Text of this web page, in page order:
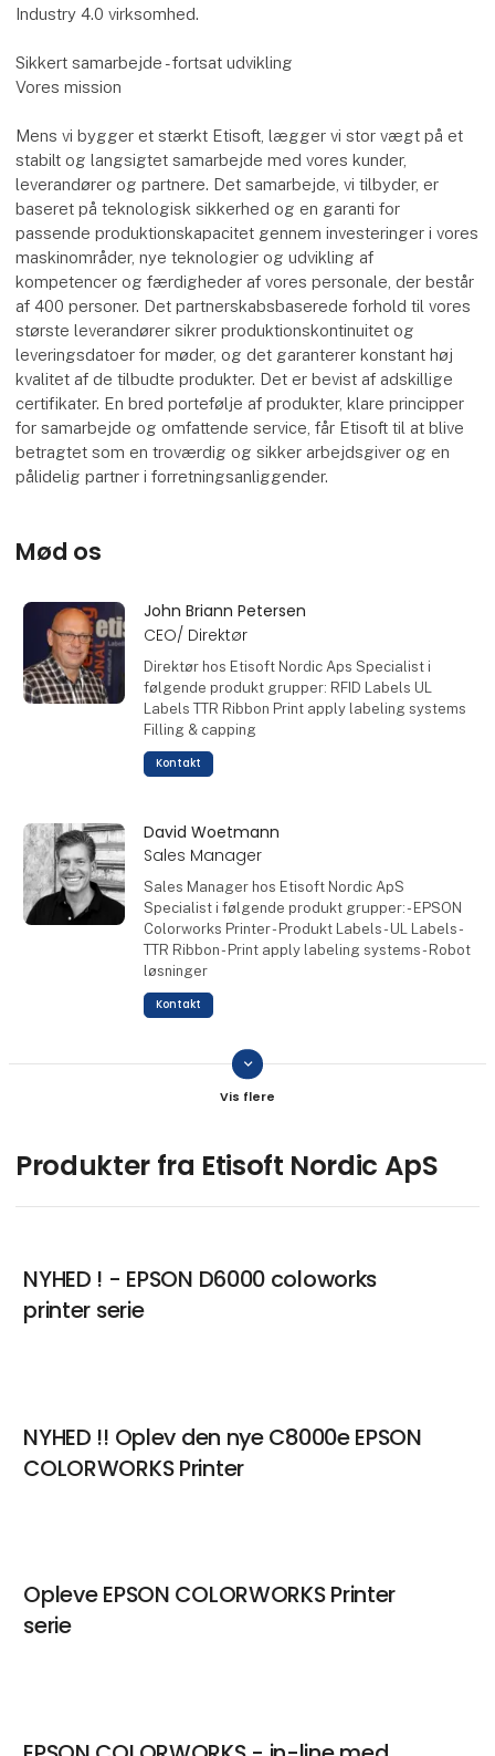
Industry 4.0 virksomhed.
Sikkert samarbejde - fortsat udvikling
Vores mission
Mens vi bygger et stærkt Etisoft, lægger vi stor vægt på et
stabilt og langsigtet samarbejde med vores kunder,
leverandører og partnere. Det samarbejde, vi tilbyder, er
baseret på teknologisk sikkerhed og en garanti for
passende produktionskapacitet gennem investeringer i vores
maskinområder, nye teknologier og udvikling af
kompetencer og færdigheder af vores personale, der består
af 400 personer. Det partnerskabsbaserede forhold til vores
største leverandører sikrer produktionskontinuitet og
leveringsdatoer for møder, og det garanterer konstant høj
kvalitet af de tilbudte produkter. Det er bevist af adskillige
certifikater. En bred portefølje af produkter, klare principper
for samarbejde og omfattende service, får Etisoft til at blive
betragtet som en troværdig og sikker arbejdsgiver og en
pålidelig partner i forretningsanliggender.
Mød os
keyboard_arrow_down
John Briann Petersen
CEO/ Direktør
Direktør hos Etisoft Nordic Aps Specialist i
følgende produkt grupper: RFID Labels UL
Labels TTR Ribbon Print apply labeling systems
Filling & capping
Kontakt
David Woetmann
Sales Manager
Sales Manager hos Etisoft Nordic ApS
Specialist i følgende produkt grupper: - EPSON
Colorworks Printer - Produkt Labels - UL Labels -
TTR Ribbon - Print apply labeling systems - Robot
løsninger
Kontakt
Lasse Fransson Vildrik
Sales Manager
vin, spiritus & Kosmetik produkter -Cold/Hot folie
& labeling systems
Suna Maria Rosenvinge Schwaen
Produkter fra Etisoft Nordic ApS
NYHED ! - EPSON D6000 coloworks
printer serie
NYHED !! Oplev den nye C8000e EPSON
COLORWORKS Printer
Opleve EPSON COLORWORKS Printer
serie